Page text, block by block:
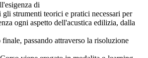
di
strumenti teorici e pratici necessari per
ogni aspetto dell'acustica edilizia, dalla
passando attraverso la risoluzione